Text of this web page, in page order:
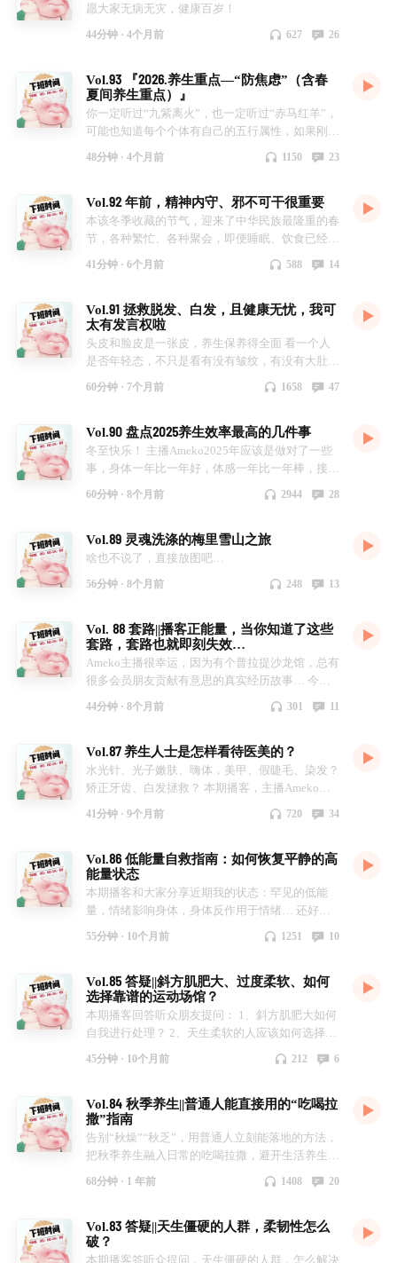
愿大家无病无灾，健康百岁！
44分钟 · 4个月前 627 26
Vol.93 『2026.养生重点—“防焦虑”（含春
夏间养生重点）』
你一定听过“九紫离火”，也一定听过“赤马红羊”，
可能也知道每个个体有自己的五行属性，如果刚好
已经有答案了… 本期播客，主播Ameko从大环境
大家分享关于2026年的养生重点
48分钟 · 4个月前 1150 23
Vol.92 年前，精神内守、邪不可干很重要
本该冬季收藏的节气，迎来了中华民族最隆重的春
节，各种繁忙、各种聚会，即便睡眠、饮食已经很
Ameko从自身最近的状态说起，和大家分享下年前
~）
41分钟 · 6个月前 588 14
Vol.91 拯救脱发、白发，且健康无忧，我可
太有发言权啦
头皮和脸皮是一张皮，养生保养得全面 看一个人
是否年轻态，不只是看有没有皱纹，有没有大肚腩
屏蔽了身体给我们的关于健康的信号灯~ 本期播
容易执行的护发（脱发、白发、毛发、细软塌发
的）心得……
60分钟 · 7个月前 1658 47
Vol.90 盘点2025养生效率最高的几件事
冬至快乐！ 主播Ameko2025年应该是做对了一些
事，身体一年比一年好，体感一年比一年棒，接近
Ameko主播整理了2025年养生做对了的那些事，
棒！吃嘛嘛香……
60分钟 · 8个月前 2944 28
Vol.89 灵魂洗涤的梅里雪山之旅
啥也不说了，直接放图吧…
56分钟 · 8个月前 248 13
Vol. 88 套路||播客正能量，当你知道了这些
套路，套路也就即刻失效…
Ameko主播很幸运，因为有个普拉提沙龙馆，总有
很多会员朋友贡献有意思的真实经历故事… 今天
套路，就意味着套路失效了，也算播客正能量啦…
44分钟 · 8个月前 301 11
Vol.87 养生人士是怎样看待医美的？
水光针、光子嫩肤、嗨体，美甲、假睫毛、染发？
矫正牙齿、白发拯救？ 本期播客，主播Ameko回
些能做，哪些不建议做……
41分钟 · 9个月前 720 34
Vol.86 低能量自救指南：如何恢复平静的高
能量状态
本期播客和大家分享近期我的状态：罕见的低能
量，情绪影响身体，身体反作用于情绪… 还好，
的内外调了一把身体，包括不限于以下方法： 1、
要有用，不伤害他人，经济能负担，就可以尝试，
积极心理学也是科学，不是吗？ 2、断舍离：远离
身边负能量的人和事 3、自救方可救人：能量低
时，更要维护自己的小火苗，远离一切消耗火苗的
人事物 4、环境改变心境：适当反常，切换环境也
很重要，比如外出走走；再借由心境来改变环境
要 6、一切发生必有利于我，低迷的能量也有好
处，适当示弱很重要
55分钟 · 10个月前 1251 10
Vol.85 答疑||斜方肌肥大、过度柔软、如何
选择靠谱的运动场馆？
本期播客回答听众朋友提问： 1、斜方肌肥大如何
自我进行处理？ 2、天生柔软的人应该如何选择运
45分钟 · 10个月前 212 6
Vol.84 秋季养生||普通人能直接用的“吃喝拉
撒”指南
告别“秋燥”“秋乏”，用普通人立刻能落地的方法，
把秋季养生融入日常的吃喝拉撒，避开生活养生误
况 2、饮食怎么吃更合适？哪些适合吃？哪些不适
衣服要注意什么？主播强烈推荐秋季适用的便宜好
物？ 5、主播Ameko分享最近新尝试的中医“面
68分钟 · 1 年前 1408 20
Vol.83 答疑||天生僵硬的人群，柔韧性怎么
破？
本期播客答听众提问，天生僵硬的人群，怎么解决